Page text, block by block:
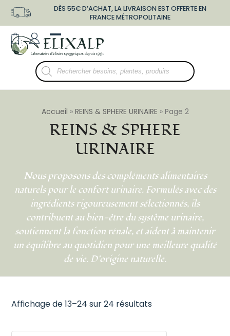
Skip
content
DÈS 55€ D’ACHAT, LA LIVRAISON EST OFFERTE EN
FRANCE MÉTROPOLITAINE
shopping-
bag
user-
o
Open
mobile
menu
Close
mobile
menu
Recherche
de
produits
REINS & SPHERE
URINAIRE
Nous proposons des compléments alimentaires
naturels pour le confort urinaire. Formulés avec des
ingrédients rigoureusement sélectionnés, ils
contribuent au bien-être du système urinaire,
soutiennent la fonction rénale, et aident à maintenir
un équilibre au quotidien pour une meilleure qualité
de vie. D’origine naturelle.
Accueil » REINS & SPHERE URINAIRE » Page 2
Affichage de 13–24 sur 24 résultats